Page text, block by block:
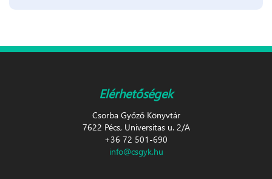
Elérhetőségek
Csorba Győző Könyvtár
7622 Pécs, Universitas u. 2/A
+36 72 501-690
info@csgyk.hu